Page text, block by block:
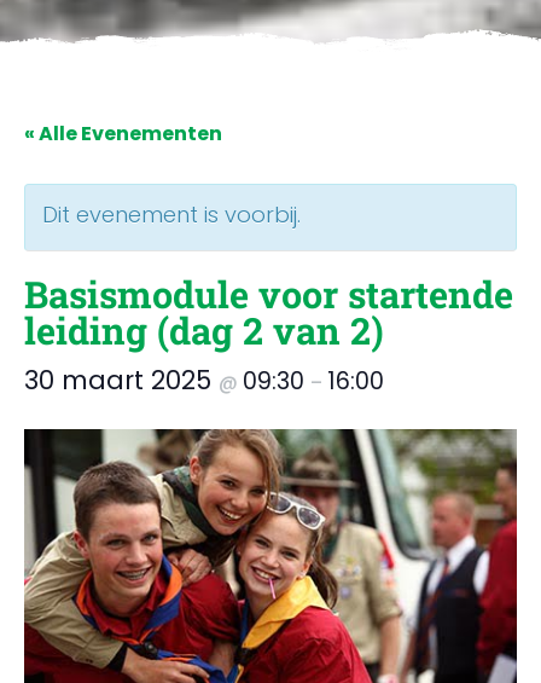
« Alle Evenementen
Dit evenement is voorbij.
Basismodule voor startende
leiding (dag 2 van 2)
30 maart 2025 @ 09:30 – 16:00